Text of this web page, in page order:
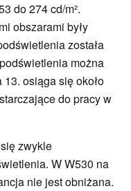
do 274 cd/m².
obszarami były
została
można
osiąga się około
do pracy w
zwykle
W W530 na
nie jest obniżana.